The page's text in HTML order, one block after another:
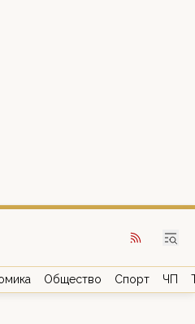
Общество Спорт ЧП